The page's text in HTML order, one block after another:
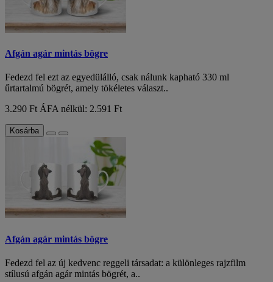
Afgán agár mintás bögre
Fedezd fel ezt az egyedülálló, csak nálunk kapható 330 ml
űrtartalmú bögrét, amely tökéletes választ..
3.290 FtÁFA nélkül: 2.591 Ft
Kosárba
Afgán agár mintás bögre
Fedezd fel az új kedvenc reggeli társadat: a különleges rajzfilm
stílusú afgán agár mintás bögrét, a..